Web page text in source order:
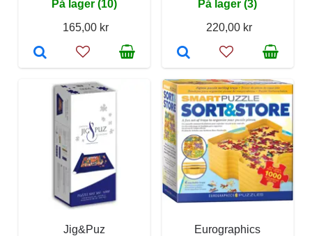
På lager (10)
165,00 kr
På lager (3)
220,00 kr
Jig&Puz
Eurographics